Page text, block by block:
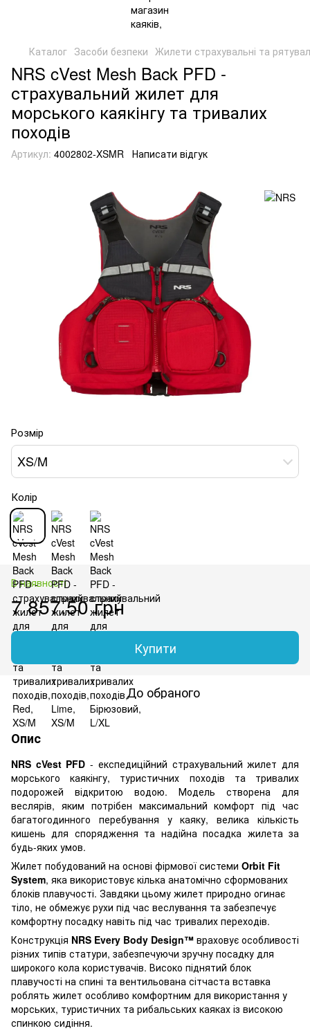
Каталог Засоби безпеки Жилети страхувальні та
NRS cVest Mesh Back PFD -
страхувальний жилет для
морського каякінгу та тривалих
походів
Артикул: 4002802-XSMR Написати відгук
Розмір
XS/M
Колір
В наявності
7 857.50 грн
Купити
До обраного
Опис
NRS cVest PFD - експедиційний страхувальний жилет для
морського каякінгу, туристичних походів та тривалих
подорожей відкритою водою. Модель створена для
веслярів, яким потрібен максимальний комфорт під час
багатогодинного перебування у каяку, велика кількість
кишень для спорядження та надійна посадка жилета за
будь-яких умов.
Жилет побудований на основі фірмової системи Orbit Fit
System, яка використовує кілька анатомічно сформованих
блоків плавучості. Завдяки цьому жилет природно огинає
тіло, не обмежує рухи під час веслування та забезпечує
комфортну посадку навіть під час тривалих переходів.
Конструкція NRS Every Body Design™ враховує особливості
різних типів статури, забезпечуючи зручну посадку для
широкого кола користувачів. Високо піднятий блок
плавучості на спині та вентильована сітчаста вставка
роблять жилет особливо комфортним для використання у
морських, туристичних та рибальських каяках із високою
спинкою сидіння.